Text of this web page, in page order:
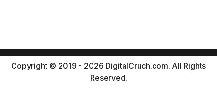
Copyright © 2019 - 2026 DigitalCruch.com. All Rights
Reserved.